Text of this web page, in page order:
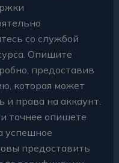
со службой
Опишите
предоставив
которая может
права на аккаунт.
точнее опишете
успешное
предоставить